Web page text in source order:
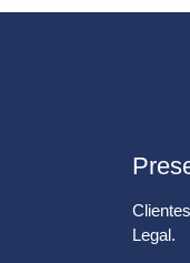
Legal.